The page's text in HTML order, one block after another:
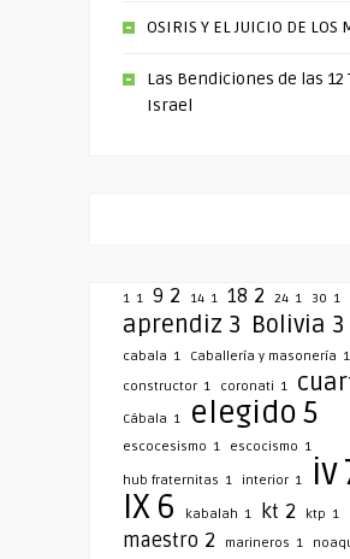
OSIRIS Y EL JUICIO DE LOS
Las Bendiciones de las 12
Israel
1 1 9 2 14 1 18 2 24 1 30 1
aprendiz 3 Bolivia 3
cabala 1 Caballería y masonería 1
constructor 1 coronati 1
Cábala 1 elegido5
escocesismo 1 escocismo 1
hub fraternitas 1 interior 1 iv
IX 6 kabalah 1 kt 2 ktp 1
maestro 2 marineros 1